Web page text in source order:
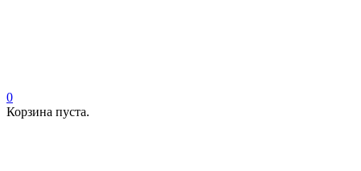
0
Корзина пуста.